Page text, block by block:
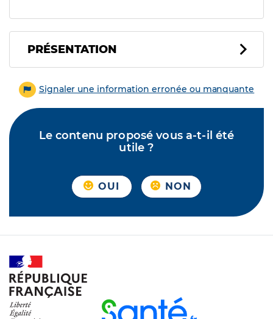
PRÉSENTATION
Signaler une information erronée ou manquante
Le contenu proposé vous a-t-il été
utile ?
OUI NON